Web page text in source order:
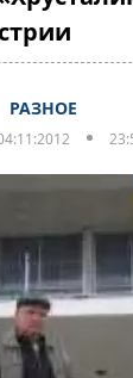
РАЗНОЕ